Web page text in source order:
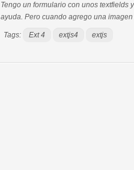
Tengo un formulario con unos
ayuda. Pero cuando agrego una
Tags: Ext 4 extjs4 extjs